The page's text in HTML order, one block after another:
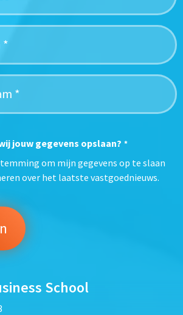
jouw gegevens opslaan? *
om mijn gegevens op te slaan
over het laatste vastgoednieuws.
School